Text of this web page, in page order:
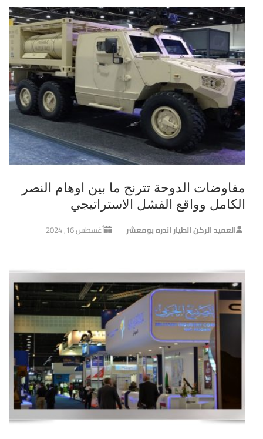
مفاوضات الدوحة تترنح ما بين اوهام النصر
الكامل وواقع الفشل الاستراتيجي
العميد الركن الطيار اندره بومعشر أغسطس 16, 2024